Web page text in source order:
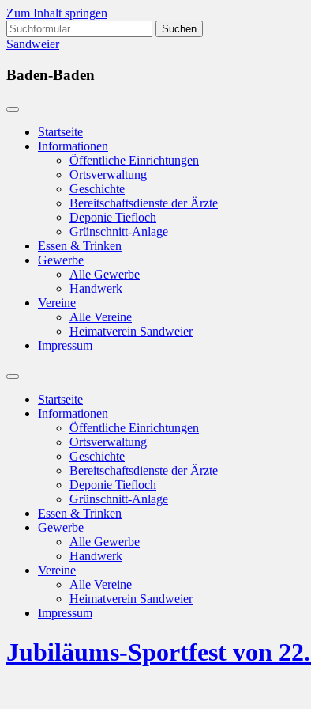
Zum Inhalt springen
Suchen
nach:
Sandweier
Baden-Baden
Startseite
Informationen
Öffentliche Einrichtungen
Ortsverwaltung
Geschichte
Bereitschaftsdienste der Ärzte
Deponie Tiefloch
Grünschnitt-Anlage
Essen & Trinken
Gewerbe
Alle Gewerbe
Handwerk
Vereine
Alle Vereine
Heimatverein Sandweier
Impressum
Suchfeld
ein-/ausblenden
Startseite
Informationen
Öffentliche Einrichtungen
Ortsverwaltung
Geschichte
Bereitschaftsdienste der Ärzte
Deponie Tiefloch
Grünschnitt-Anlage
Essen & Trinken
Gewerbe
Alle Gewerbe
Handwerk
Vereine
Alle Vereine
Heimatverein Sandweier
Impressum
Jubiläums-Sportfest von